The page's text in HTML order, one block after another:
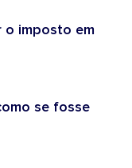
o imposto em
se fosse